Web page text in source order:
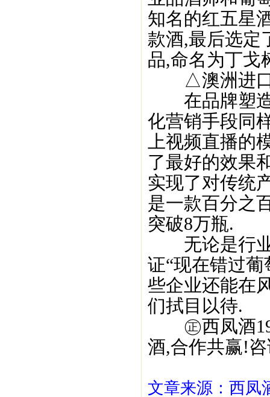
知名的红五星
款酒,最后选定
品,命名为丁戈
△澳洲进口
在品牌塑造
化营销手段同
上视频直播的
了最好的效果
实现了对传统
是一款百分之
突破8万瓶.
无论是行业
证“现在错过
些企业还能在
们拭目以待.
㊣西凤酒
酒,合作共赢!咨
文章来源：西凤